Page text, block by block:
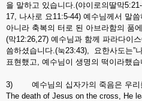
을 말하고 있습니다.(야이로의딸막
17, 나사로 요11:5-44) 예수님께서 말
아니라 축복의 터로 된 아브라함의 품
(막12:26,27) 예수님과 함께 파라다이
씀하셨습니다.(눅23:43), 요한사도는”
표현했고, 예수님이 생명의 떡이라했습
3) 예수님의 십자가의 죽음은 우리
The death of Jesus on the cross, He